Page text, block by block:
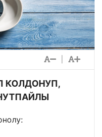
КОЛДОНУП,